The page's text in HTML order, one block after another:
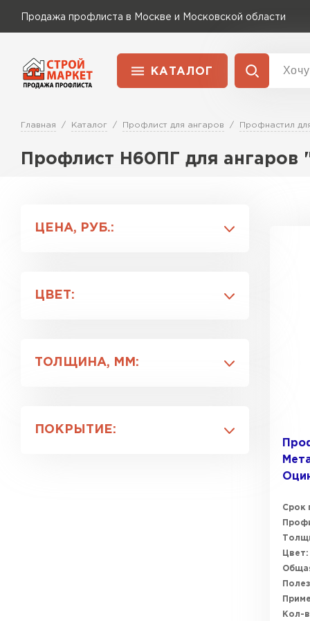
Продажа профлиста в Москве и Московской области
КАТАЛОГ
Применение
Для забора
Для ангара
Главная Каталог Профлист для ангаров Профнастил
Профлист Н60ПГ для
ЦЕНА, РУБ.:
ЦВЕТ:
RR 32
ТОЛЩИНА, ММ:
0.7
ПОКРЫТИЕ:
Срок
Цвет:
Кол-